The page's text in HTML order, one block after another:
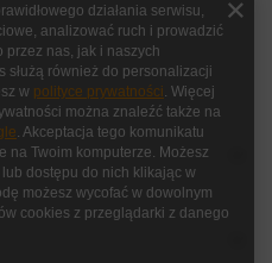
działania serwisu,
analizować ruch i prowadzić
przez nas, jak i naszych
służą również do personalizacji
w polityce prywatności. Więcej
można znaleźć także na
. Akceptacja tego komunikatu
na Twoim komputerze. Możesz
dostępu do nich klikając w
możesz wycofać w dowolnym
cookies z przeglądarki z danego